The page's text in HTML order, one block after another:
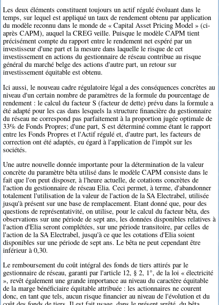
Les deux éléments constituent toujours un actif régulé évoluant dans le
temps, sur lequel est appliqué un taux de rendement obtenu par application
du modèle reconnu dans le monde de « Capital Asset Pricing Model » (ci-
après CAPM), auquel la CREG veille. Puisque le modèle CAPM tient
précisément compte du rapport entre le rendement net espéré par un
investisseur d'une part et la mesure dans laquelle le risque de cet
investissement en actions du gestionnaire de réseau contribue au risque
général du marché belge des actions d'autre part, un retour sur
investissement équitable est obtenu.
Ici aussi, le nouveau cadre régulatoire légal a des conséquences concrètes au
niveau d'un certain nombre de paramètres de la formule du pourcentage de
rendement : le calcul du facteur S (facteur de dette) prévu dans la formule a
été adapté pour les cas dans lesquels la structure financière du gestionnaire
du réseau ne correspond pas parfaitement à la proportion jugée optimale de
33% de Fonds Propres; d'une part, S est déterminé comme étant le rapport
entre les Fonds Propres et l'Actif régulé et, d'autre part, les facteurs de
correction ont été adaptés, eu égard à l'application de l'impôt sur les
sociétés.
Une autre nouvelle donnée importante pour la détermination de la valeur
concrète du paramètre bêta utilisé dans le modèle CAPM consiste dans le
fait que l'on peut disposer, à l'heure actuelle, de cotations concrètes de
l'action du gestionnaire de réseau Elia. Ceci permet, à terme, d'abandonner
totalement l'utilisation de la valeur de l'action de la SA Electrabel, utilisée
jusqu'à présent sur une base de remplacement. Etant donné que, pour des
questions de représentativité, on utilise, pour le calcul du facteur bêta, des
observations sur une période de sept ans, les données disponibles relatives à
l'action d'Elia seront complétées, sur une période transitoire, par celles de
l'action de la SA Electrabel, jusqu'à ce que les cotations d'Elia soient
disponibles sur une période de sept ans. Le bêta ne peut cependant être
inférieur à 0,30.
Le remboursement du coût intégral des fonds de tiers attirés par le
gestionnaire de réseau, garanti par l'article 12, § 2, 1°, de la loi « électricité
», revêt également une grande importance au niveau du caractère équitable
de la marge bénéficiaire équitable attribuée : les actionnaires ne courent
donc, en tant que tels, aucun risque financier au niveau de l'évolution et du